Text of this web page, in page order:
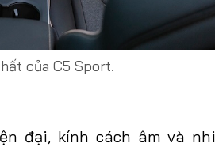
của C5 Sport.
đại, kính cách âm và